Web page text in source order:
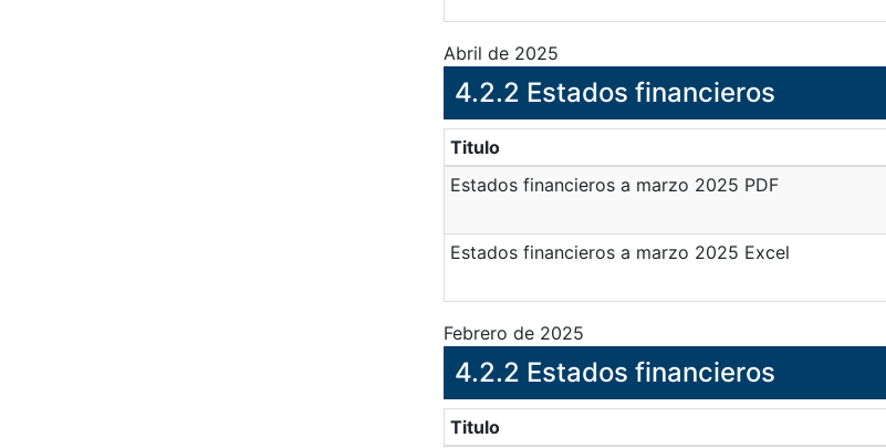
Abril de 2025
4.2.2 Estados financieros
Titulo
Estados financieros a marzo 2025 PDF
Estados financieros a marzo 2025 Excel
Febrero de 2025
4.2.2 Estados financieros
Titulo